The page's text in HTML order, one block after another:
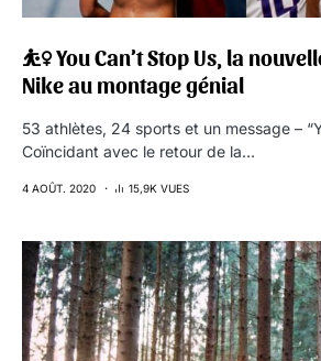
⛹️‍♀️ You Can’t Stop Us, la
Nike au montage génial
53 athlètes, 24 sports et un message –
Coïncidant avec le retour de la…
4 AOÛT. 2020 15,9K VUES